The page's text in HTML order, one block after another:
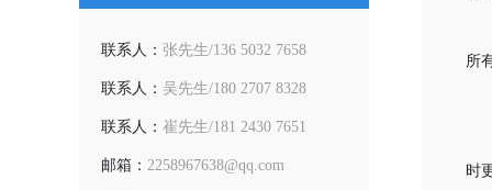
所
时
联系人： 张先生/136 5032 7658
联系人： 吴先生/180 2707 8328
联系人： 崔先生/181 2430 7651
邮箱： 2258967638@qq.com